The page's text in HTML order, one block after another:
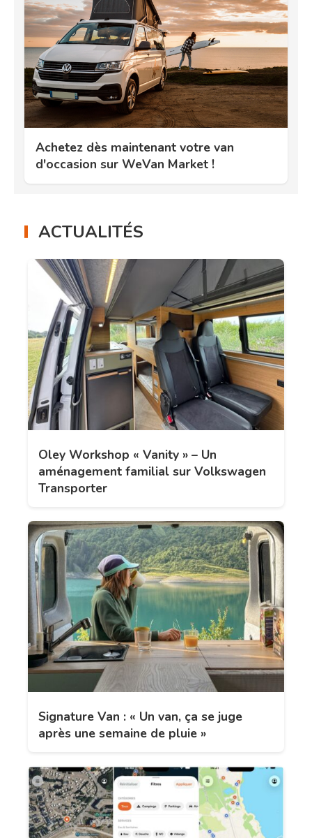
Achetez dès maintenant votre van
d'occasion sur WeVan Market !
ACTUALITÉS
Oley Workshop « Vanity » – Un
aménagement familial sur Volkswagen
Transporter
Signature Van : « Un van, ça se juge
après une semaine de pluie »